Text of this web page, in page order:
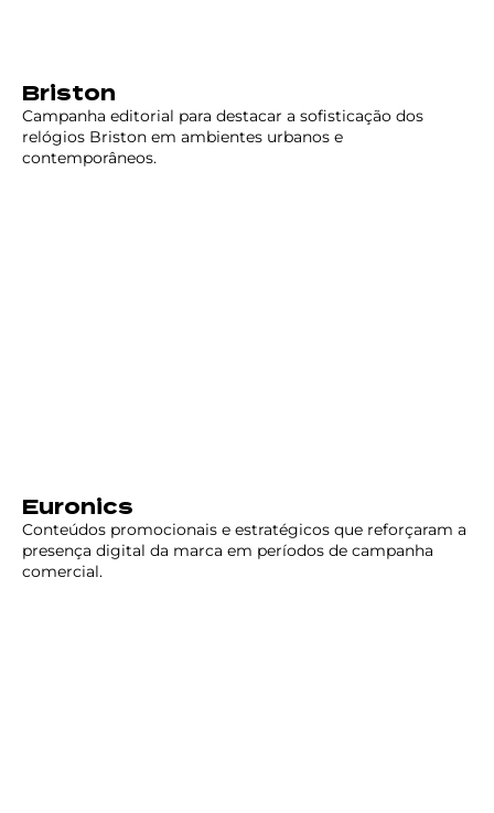
Briston
Campanha editorial para destacar a sofisticação dos
relógios Briston em ambientes urbanos e
contemporâneos.
Euronics
Conteúdos promocionais e estratégicos que reforçaram a
presença digital da marca em períodos de campanha
comercial.